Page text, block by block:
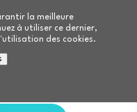
la meilleure
à utiliser ce dernier,
des cookies.
Nos formations
Personnes âgées8